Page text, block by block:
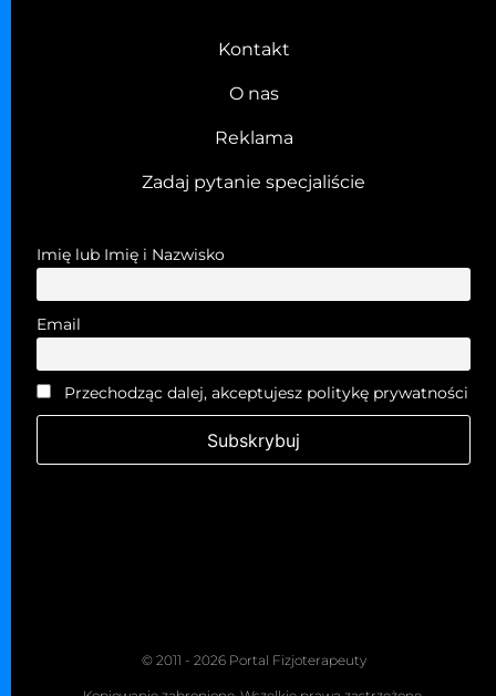
Kontakt
O nas
Reklama
Zadaj pytanie specjaliście
Imię lub Imię i Nazwisko
Email
Przechodząc dalej, akceptujesz politykę prywatności
© 2011 - 2026 Portal Fizjoterapeuty